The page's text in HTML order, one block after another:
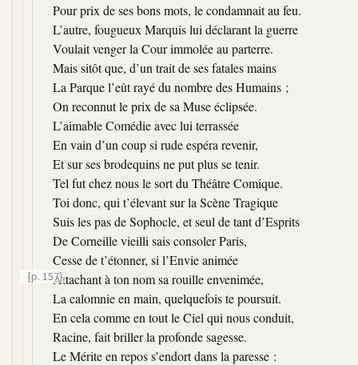
Pour prix de ses bons mots, le condamnait au feu.
L’autre, fougueux Marquis lui déclarant la guerre
Voulait venger la Cour immolée au parterre.
Mais sitôt que, d’un trait de ses fatales mains
La Parque l’eût rayé du nombre des Humains ;
On reconnut le prix de sa Muse éclipsée.
L’aimable Comédie avec lui terrassée
En vain d’un coup si rude espéra revenir,
Et sur ses brodequins ne put plus se tenir.
Tel fut chez nous le sort du Théâtre Comique.
Toi donc, qui t’élevant sur la Scène Tragique
Suis les pas de Sophocle, et seul de tant d’Esprits
De Corneille vieilli sais consoler Paris,
Cesse de t’étonner, si l’Envie animée
{p. 157}Attachant à ton nom sa rouille envenimée,
La calomnie en main, quelquefois te poursuit.
En cela comme en tout le Ciel qui nous conduit,
Racine, fait briller la profonde sagesse.
Le Mérite en repos s’endort dans la paresse :